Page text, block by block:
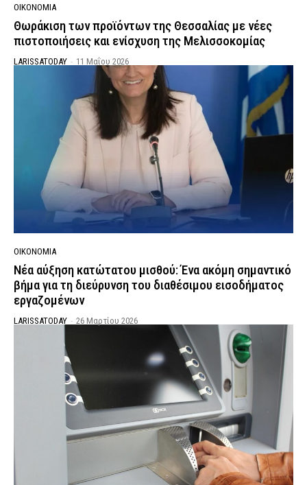
ΟΙΚΟΝΟΜΙΑ
Θωράκιση των προϊόντων της Θεσσαλίας με νέες
πιστοποιήσεις και ενίσχυση της Μελισσοκομίας
LARISSATODAY - 11 Μαΐου 2026
ΟΙΚΟΝΟΜΙΑ
Νέα αύξηση κατώτατου μισθού: Ένα ακόμη σημαντικό
βήμα για τη διεύρυνση του διαθέσιμου εισοδήματος
εργαζομένων
LARISSATODAY - 26 Μαρτίου 2026